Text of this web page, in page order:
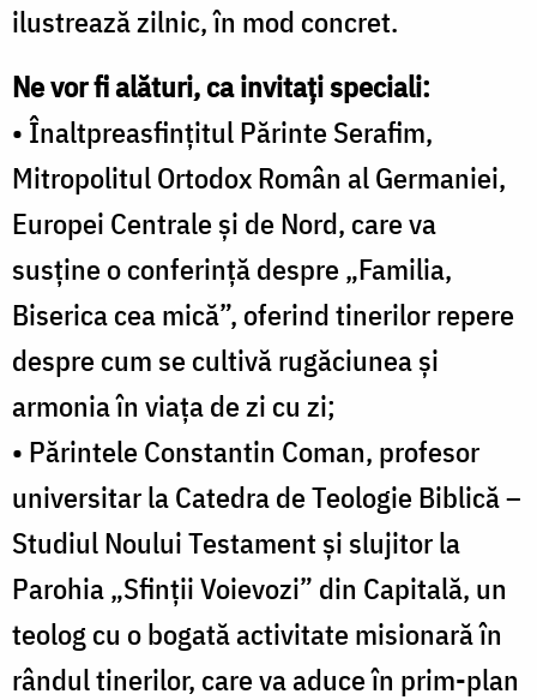
ilustrează zilnic, în mod concret.
Ne vor fi alături, ca invitați speciali:
• Înaltpreasfințitul Părinte Serafim,
Mitropolitul Ortodox Român al Germaniei,
Europei Centrale și de Nord, care va
susține o conferință despre „Familia,
Biserica cea mică”, oferind tinerilor repere
despre cum se cultivă rugăciunea și
armonia în viața de zi cu zi;
• Părintele Constantin Coman, profesor
universitar la Catedra de Teologie Biblică –
Studiul Noului Testament și slujitor la
Parohia „Sfinții Voievozi” din Capitală, un
teolog cu o bogată activitate misionară în
rândul tinerilor, care va aduce în prim-plan